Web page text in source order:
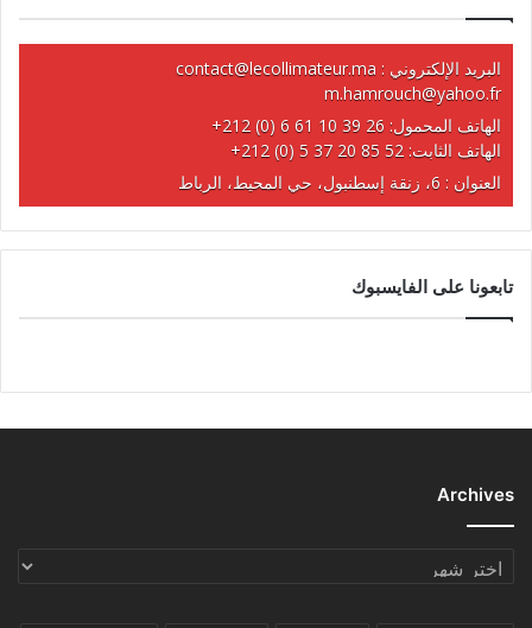
البريد الإلكتروني : contact@lecollimateur.ma
m.hamrouch@yahoo.fr
الهاتف المحمول: +212 (0) 6 61 10 39 26
الهاتف الثابت: +212 (0) 5 37 20 85 52
العنوان : 6، زنقة إسطنبول، حي المحيط، الرباط
تابعونا على الفايسبوك
Archives
Archives